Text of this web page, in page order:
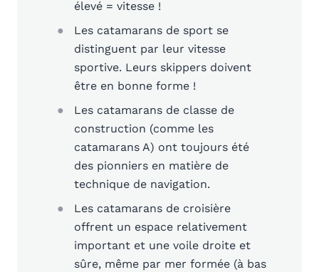
élevé = vitesse !
Les catamarans de sport se
distinguent par leur vitesse
sportive. Leurs skippers doivent
être en bonne forme !
Les catamarans de classe de
construction (comme les
catamarans A) ont toujours été
des pionniers en matière de
technique de navigation.
Les catamarans de croisière
offrent un espace relativement
important et une voile droite et
sûre, même par mer formée (à bas